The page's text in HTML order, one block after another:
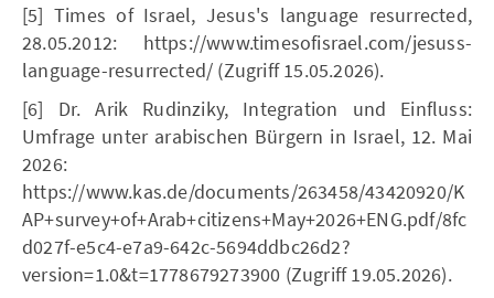
[5] Times of Israel, Jesus's language resurrected,
28.05.2012: https://www.timesofisrael.com/jesuss-
language-resurrected/ (Zugriff 15.05.2026).
[6] Dr. Arik Rudinziky, Integration und Einfluss:
Umfrage unter arabischen Bürgern in Israel, 12. Mai
2026:
https://www.kas.de/documents/263458/43420920/K
AP+survey+of+Arab+citizens+May+2026+ENG.pdf/8fc
d027f-e5c4-e7a9-642c-5694ddbc26d2?
version=1.0&t=1778679273900 (Zugriff 19.05.2026).